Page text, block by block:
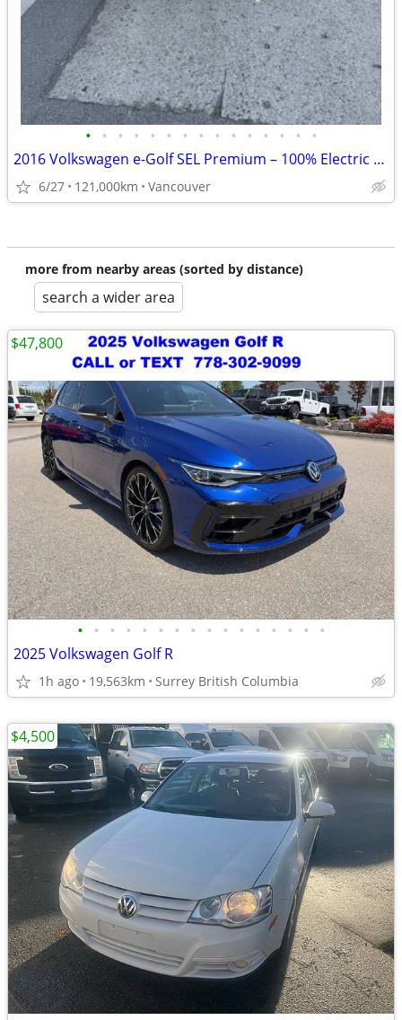
• • • • • • • • • • • • • • •
2016 Volkswagen e-Golf SEL Premium – 100% Electric (121,000km)
6/27 121,000km Vancouver
more from nearby areas (sorted by distance)
search a wider area
• • • • • • • • • • • • • • • •
2025 Volkswagen Golf R
1h ago 19,563km Surrey British Columbia
$47,800
$4,500